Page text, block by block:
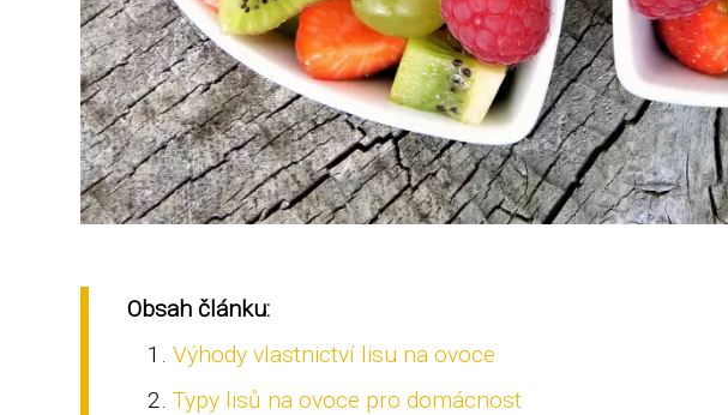
Obsah článku:
Výhody vlastnictví lisu na ovoce
Typy lisů na ovoce pro domácnost